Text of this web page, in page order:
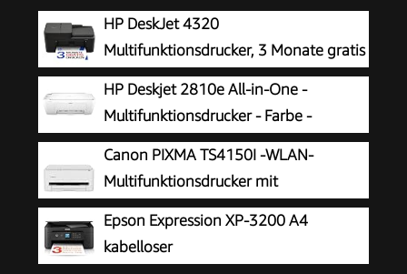
HP DeskJet 4320
Multifunktionsdrucker, 3 Monate gratis
drucken Instant Ink inklusive, Drucker,
Kopierer, Scanner, WLAN, Automatischer
Vorlageneinzug, Tinte: 308/308e
HP Deskjet 2810e All-in-One -
Multifunktionsdrucker - Farbe -
Tintenstrahl - 216 x 297 mm (Original)
- A4/Legal (Medien) - bis zu 7.5 Seiten/Min.
(Drucken) - 60 Blatt - USB 2.0, Bluetooth, Wi-
Fi(n)
Canon PIXMA TS4150I -WLAN-
Multifunktionsdrucker mit
Papierkassette und Frontbedienung &
Duplexdruck | Kabelloses Drucken vom
Smartphone leicht gemacht PIXMA Print Plan
Epson Expression XP-3200 A4
kabelloser